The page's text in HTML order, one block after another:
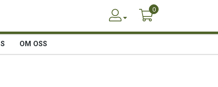
0
OM OSS